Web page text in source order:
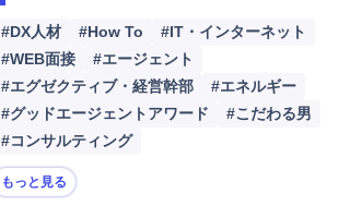
#DX人材 #How To
#IT・インターネット
#WEB面接
#エージェント
#エグゼクティブ・経営幹部
#エネルギー
#グッドエージェントアワード
#こだわる男
#コンサルティング
もっと見る